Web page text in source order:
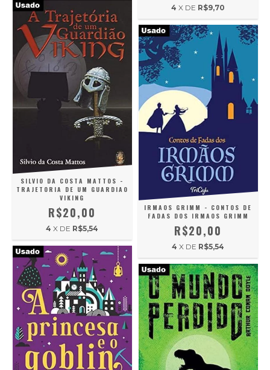
4 X DE R$9,70
SILVIO DA COSTA MATTOS -
TRAJETORIA DE UM GUARDIAO
VIKING
R$20,00
4 X DE R$5,54
IRMAOS GRIMM - CONTOS DE
FADAS DOS IRMAOS GRIMM
R$20,00
4 X DE R$5,54